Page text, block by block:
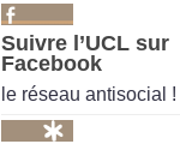
Suivre l’UCL sur
Facebook
le réseau antisocial !